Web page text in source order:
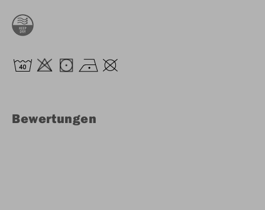
Bewertungen